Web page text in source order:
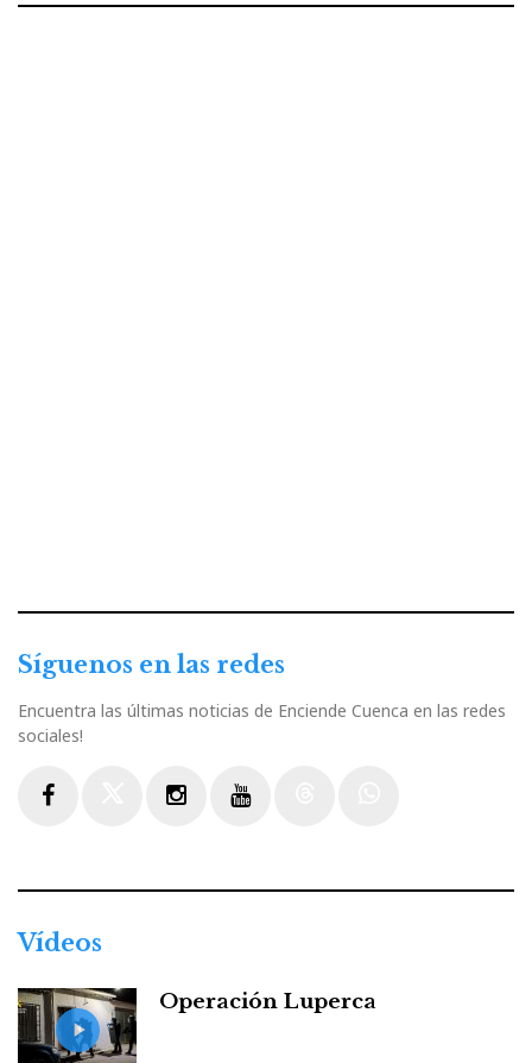
Síguenos en las redes
Encuentra las últimas noticias de Enciende Cuenca en las redes
sociales!
Vídeos
Operación Luperca